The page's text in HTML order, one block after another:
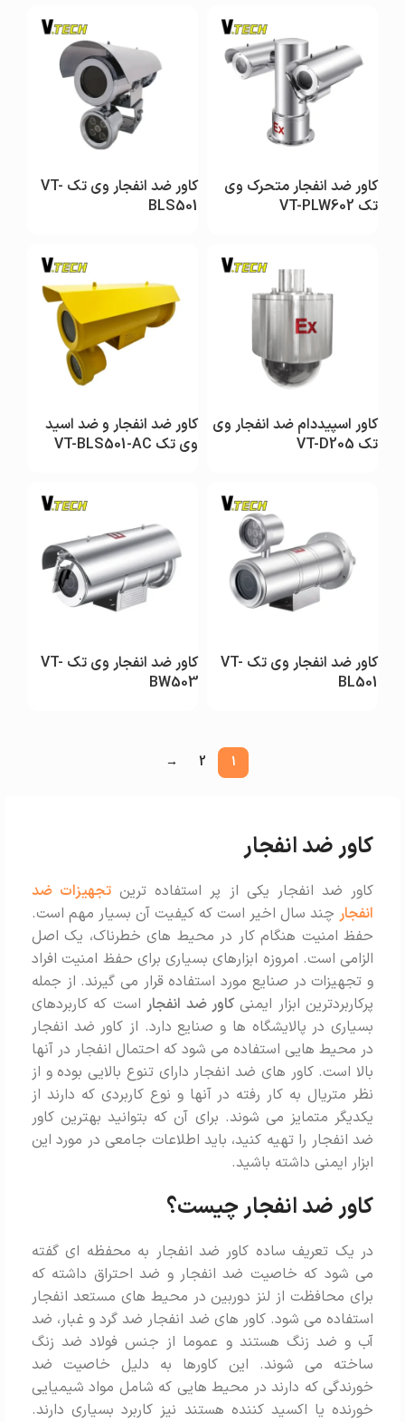
کاور ضد انفجار متحرک وی
تک VT-PLW602
کاور ضد انفجار وی تک VT-
BLS501
کاور اسپیددام ضد انفجار وی
تک VT-D205
کاور ضد انفجار و ضد اسید
وی تک VT-BLS501-AC
کاور ضد انفجار وی تک VT-
BL501
کاور ضد انفجار وی تک VT-
BW503
1
2
→
کاور ضد انفجار
کاور ضد انفجار یکی از پر استفاده ترین تجهیزات ضد
انفجار چند سال اخیر است که کیفیت آن بسیار مهم است.
حفظ امنیت هنگام کار در محیط های خطرناک، یک اصل
الزامی است. امروزه ابزارهای بسیاری برای حفظ امنیت افراد
و تجهیزات در صنایع مورد استفاده قرار می گیرند. از جمله
پرکاربردترین ابزار ایمنیکاور ضد انفجاراست که کاربردهای
بسیاری در پالایشگاه ها و صنایع دارد. از کاور ضد انفجار
در محیط هایی استفاده می شود که احتمال انفجار در آنها
بالا است. کاور های ضد انفجار دارای تنوع بالایی بوده و از
نظر متریال به کار رفته در آنها و نوع کاربردی که دارند از
یکدیگر متمایز می شوند. برای آن که بتوانید بهترین کاور
ضد انفجار را تهیه کنید، باید اطلاعات جامعی در مورد این
ابزار ایمنی داشته باشید.
کاور ضد انفجار چیست؟
در یک تعریف ساده کاور ضد انفجار به محفظه ای گفته
می شود که خاصیت ضد انفجار و ضد احتراق داشته که
برای محافظت از لنز دوربین در محیط های مستعد انفجار
استفاده می شود. کاور های ضد انفجار ضد گرد و غبار، ضد
آب و ضد زنگ هستند و عموما از جنس فولاد ضد زنگ
ساخته می شوند. این کاورها به دلیل خاصیت ضد
خورندگی که دارند در محیط هایی که شامل مواد شیمیایی
خورنده یا اکسید کننده هستند نیز کاربرد بسیاری دارند.